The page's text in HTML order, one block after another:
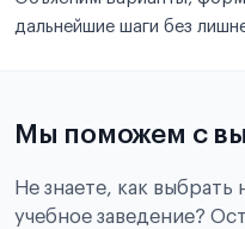
дальнейшие шаги без
Мы поможем с
Не знаете, как
учебное заведение?